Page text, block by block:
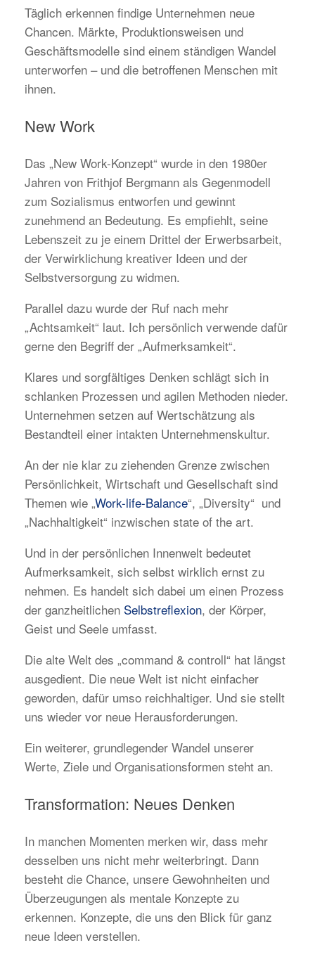
Täglich erkennen findige Unternehmen neue
Chancen. Märkte, Produktionsweisen und
Geschäftsmodelle sind einem ständigen Wandel
unterworfen – und die betroffenen Menschen mit
ihnen.
New Work
Das „New Work-Konzept“ wurde in den 1980er
Jahren von Frithjof Bergmann als Gegenmodell
zum Sozialismus entworfen und gewinnt
zunehmend an Bedeutung. Es empfiehlt, seine
Lebenszeit zu je einem Drittel der Erwerbsarbeit,
der Verwirklichung kreativer Ideen und der
Selbstversorgung zu widmen.
Parallel dazu wurde der Ruf nach mehr
„Achtsamkeit“ laut. Ich persönlich verwende dafür
gerne den Begriff der „Aufmerksamkeit“.
Klares und sorgfältiges Denken schlägt sich in
schlanken Prozessen und agilen Methoden nieder.
Unternehmen setzen auf Wertschätzung als
Bestandteil einer intakten Unternehmenskultur.
An der nie klar zu ziehenden Grenze zwischen
Persönlichkeit, Wirtschaft und Gesellschaft sind
Themen wie „Work-life-Balance“, „Diversity“ und
„Nachhaltigkeit“ inzwischen state of the art.
Und in der persönlichen Innenwelt bedeutet
Aufmerksamkeit, sich selbst wirklich ernst zu
nehmen. Es handelt sich dabei um einen Prozess
der ganzheitlichen Selbstreflexion, der Körper,
Geist und Seele umfasst.
Die alte Welt des „command & controll“ hat längst
ausgedient. Die neue Welt ist nicht einfacher
geworden, dafür umso reichhaltiger. Und sie stellt
uns wieder vor neue Herausforderungen.
Ein weiterer, grundlegender Wandel unserer
Werte, Ziele und Organisationsformen steht an.
Transformation: Neues Denken
In manchen Momenten merken wir, dass mehr
desselben uns nicht mehr weiterbringt. Dann
besteht die Chance, unsere Gewohnheiten und
Überzeugungen als mentale Konzepte zu
erkennen. Konzepte, die uns den Blick für ganz
neue Ideen verstellen.